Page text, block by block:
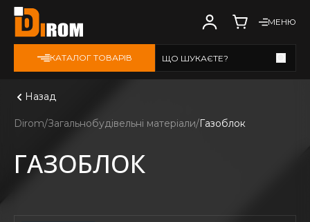
МЕНЮ
КАТАЛОГ ТОВАРІВ ЩО ШУКАЄТЕ?
Назад
Dirom Загальнобудівельні матеріали Газоблок
ГАЗОБЛОК